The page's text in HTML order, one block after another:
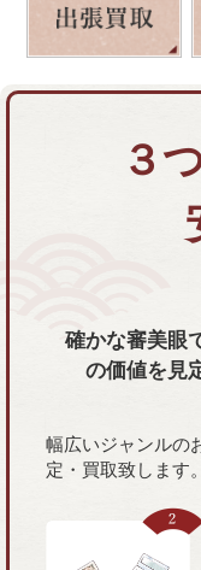
３
確かな審美眼
の価値を 見
幅広いジャンルの
定・買取致します。